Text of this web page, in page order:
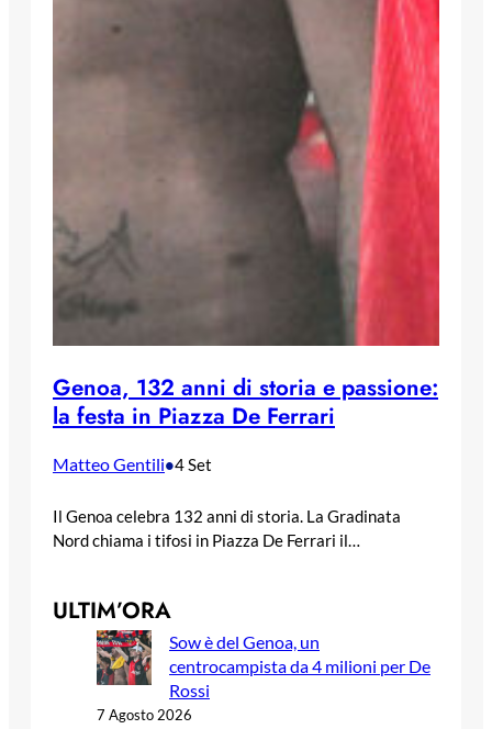
Genoa, 132 anni di storia e passione:
la festa in Piazza De Ferrari
Matteo Gentili•4 Set
Il Genoa celebra 132 anni di storia. La Gradinata
Nord chiama i tifosi in Piazza De Ferrari il…
ULTIM’ORA
Sow è del Genoa, un
centrocampista da 4 milioni per De
Rossi
7 Agosto 2026